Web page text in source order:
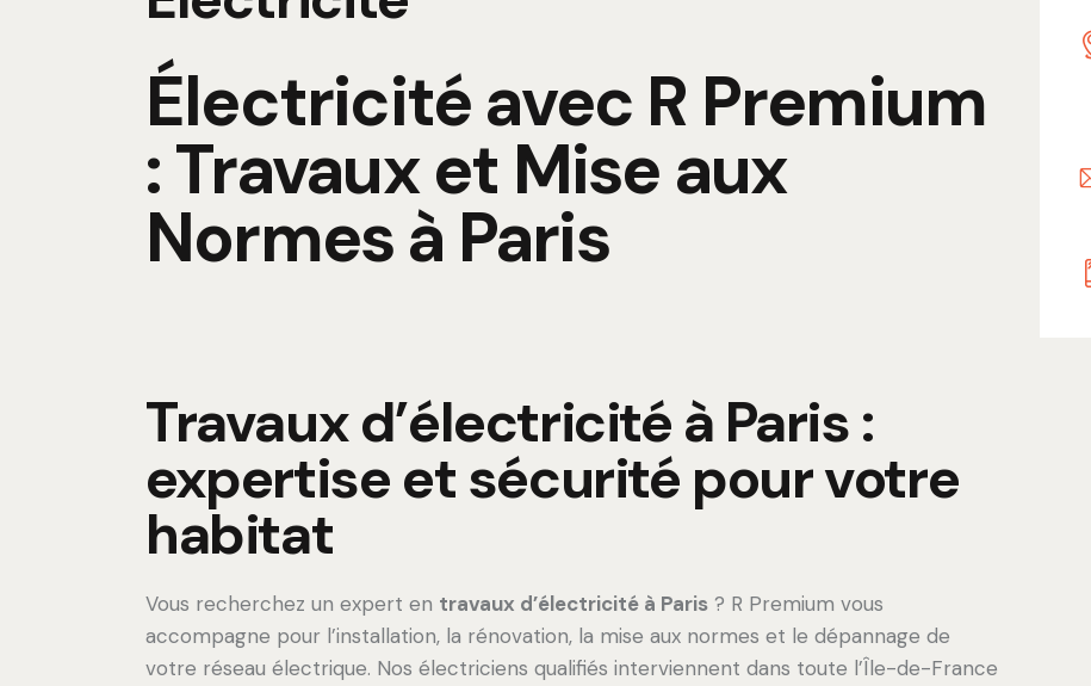
Électricité avec R Premium
: Travaux et Mise aux
Normes à Paris
Travaux d’électricité à Paris :
expertise et sécurité pour votre
habitat
Vous recherchez un expert en travaux d’électricité à Paris ? R Premium vous
accompagne pour l’installation, la rénovation, la mise aux normes et le dépannage de
votre réseau électrique. Nos électriciens qualifiés interviennent dans toute l’Île-de-France